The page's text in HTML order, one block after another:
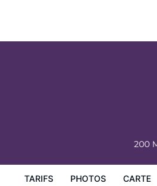
200
TARIFS PHOTOS CARTE